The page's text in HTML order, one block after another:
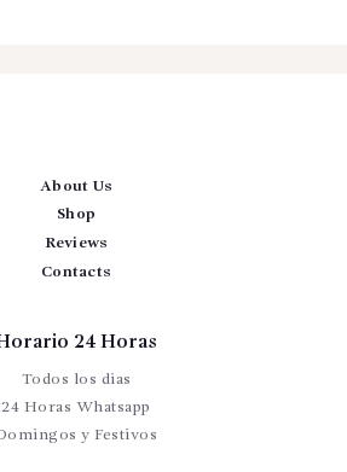
About Us
Shop
Reviews
Contacts
24 Horas
Todos los dias
24 Horas Whatsapp
y Festivos